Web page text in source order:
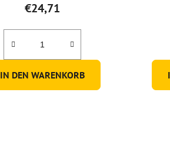
€24,71
IN DEN WARENKORB